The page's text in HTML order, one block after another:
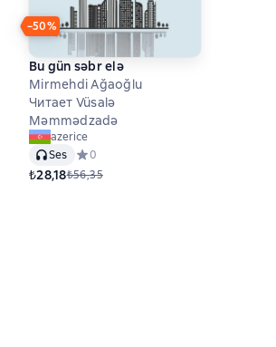
оценок
−50%
Bu gün səbr elə
Mirmehdi Ağaoğlu
Читает Vüsalə
Məmmədzadə
azerice
Ses
Средний рейтинг 0 на основе 0
0
₺28,18₺56,35